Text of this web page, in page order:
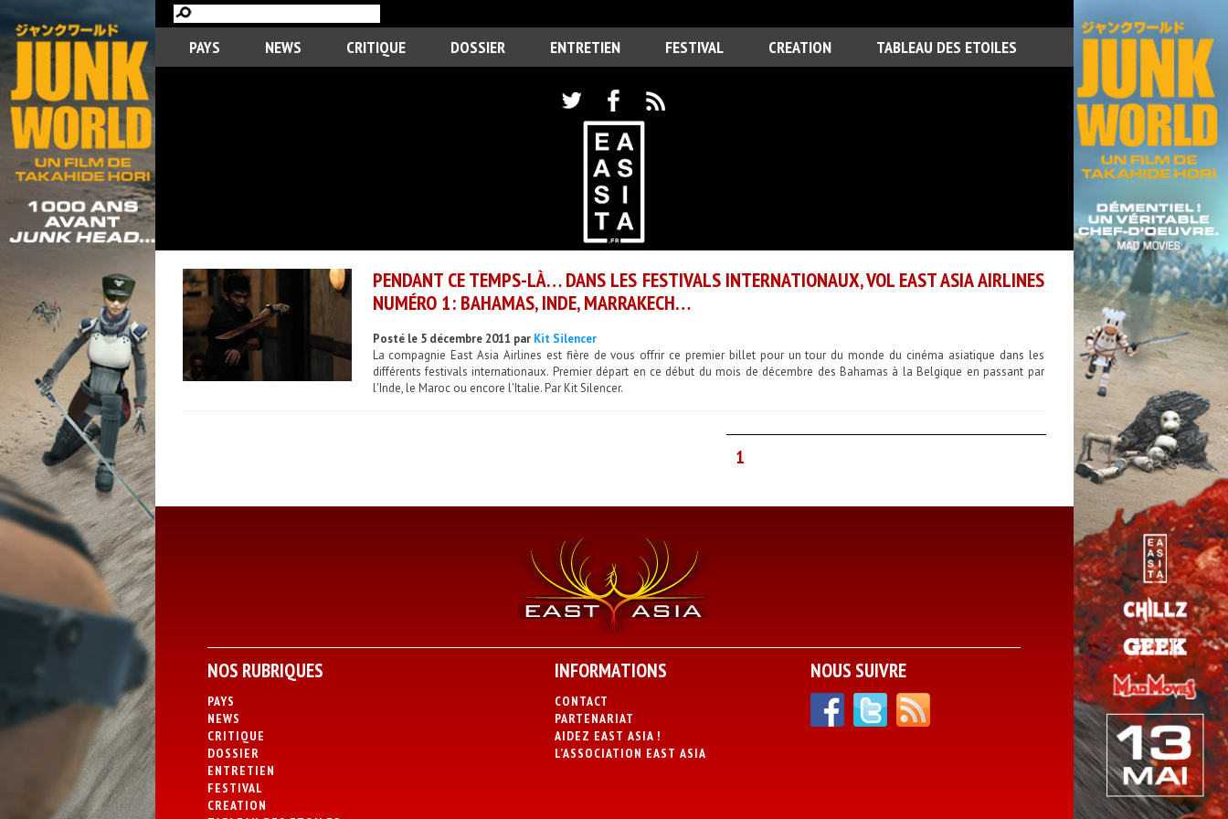
PAYS NEWS CRITIQUE DOSSIER ENTRETIEN FESTIVAL CREATION TABLEAU DES ETOILES
PENDANT CE TEMPS-LÀ… DANS LES FESTIVALS INTERNATIONAUX, VOL EAST ASIA AIRLINES
NUMÉRO 1: BAHAMAS, INDE, MARRAKECH…
Posté le 5 décembre 2011 par Kit Silencer
La compagnie East Asia Airlines est fière de vous offrir ce premier billet pour un tour du monde du cinéma asiatique dans les
différents festivals internationaux. Premier départ en ce début du mois de décembre des Bahamas à la Belgique en passant par
l'Inde, le Maroc ou encore l'Italie. Par Kit Silencer.
1
NOS RUBRIQUES
PAYS
NEWS
CRITIQUE
DOSSIER
ENTRETIEN
FESTIVAL
CREATION
INFORMATIONS
CONTACT
PARTENARIAT
AIDEZ EAST ASIA !
L’ASSOCIATION EAST ASIA
NOUS SUIVRE